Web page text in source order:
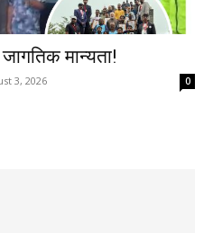
मान्यता!
3, 2026 0